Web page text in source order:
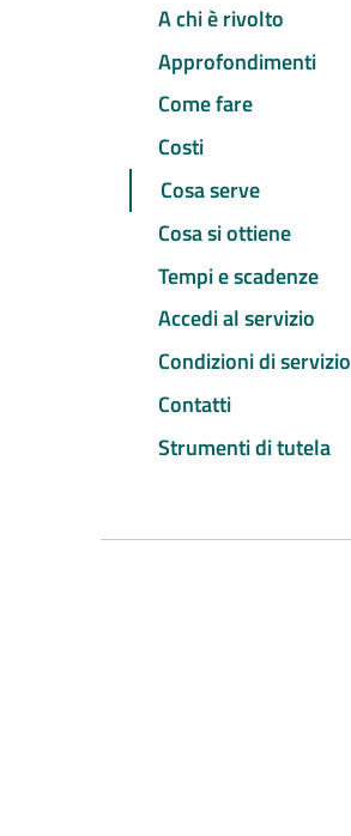
A chi è rivolto
Approfondimenti
Come fare
Costi
Cosa serve
Cosa si ottiene
Tempi e scadenze
Accedi al servizio
Condizioni di servizio
Contatti
Strumenti di tutela